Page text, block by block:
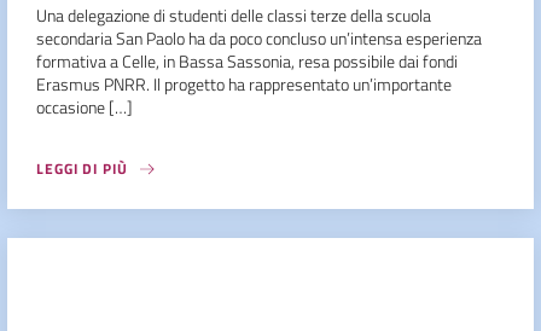
Una delegazione di studenti delle classi terze della scuola
secondaria San Paolo ha da poco concluso un’intensa esperienza
formativa a Celle, in Bassa Sassonia, resa possibile dai fondi
Erasmus PNRR. Il progetto ha rappresentato un’importante
occasione […]
LEGGI DI PIÙ